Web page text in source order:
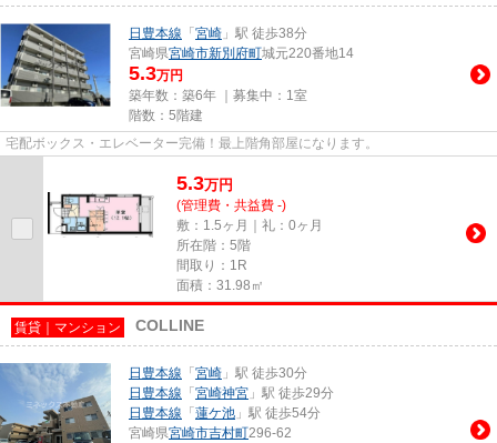
日豊本線 「 宮崎 」駅 徒歩38分
宮崎県宮崎市新別府町城元220番地14
5.3万円
築年数：築6年 ｜募集中： 1室
階数：5階建
宅配ボックス・エレベーター完備！最上階角部屋になります。
5.3万円
(管理費・共益費 -)
敷：1.5ヶ月｜礼：0ヶ月
所在階：5階
間取り：1R
面積：31.98㎡
賃貸｜マンション COLLINE
日豊本線 「 宮崎 」駅 徒歩30分
日豊本線 「 宮崎神宮 」駅 徒歩29分
日豊本線 「 蓮ケ池 」駅 徒歩54分
宮崎県宮崎市吉村町296-62